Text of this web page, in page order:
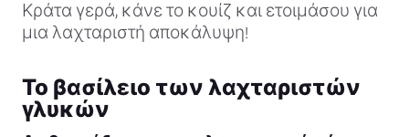
Κράτα γερά, κάνε το κουίζ και ετοιμάσου για
μια λαχταριστή αποκάλυψη!
Το βασίλειο των λαχταριστών
γλυκών